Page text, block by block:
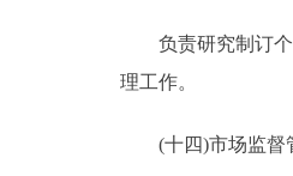
负责研究制订个
理工作。
(十四)市场监督